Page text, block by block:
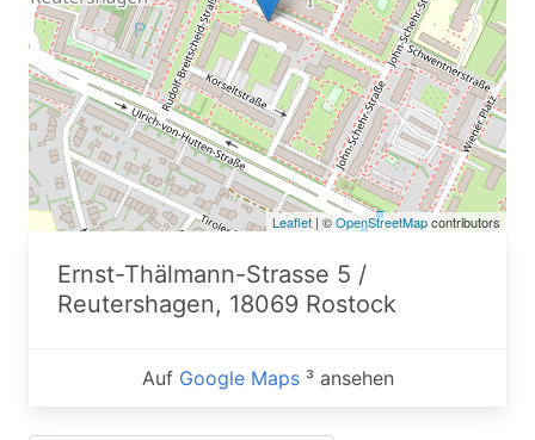
Leaflet | ©OpenStreetMapcontributors
Ernst-Thälmann-Strasse 5 /
Reutershagen, 18069 Rostock
Auf Google Maps³ ansehen